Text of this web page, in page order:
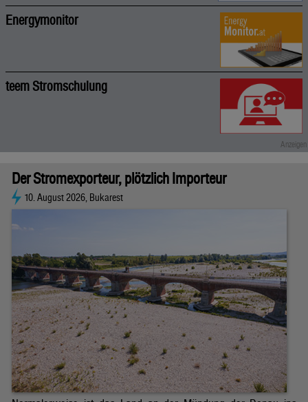
Energymonitor
teem Stromschulung
Der Stromexporteur, plötzlich Importeur
10. August 2026, Bukarest